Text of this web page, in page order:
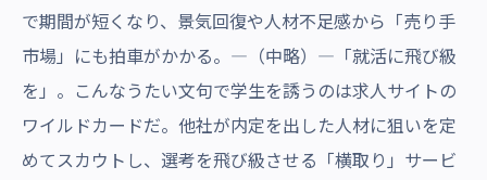
で期間が短くなり、景気回復や人材不足感から「売り手
市場」にも拍車がかかる。―（中略）―「就活に飛び級
を」。こんなうたい文句で学生を誘うのは求人サイトの
ワイルドカードだ。他社が内定を出した人材に狙いを定
めてスカウトし、選考を飛び級させる「横取り」サービ